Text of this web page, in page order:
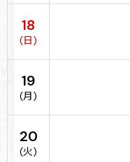
18
(日)
19
(月)
20
(火)